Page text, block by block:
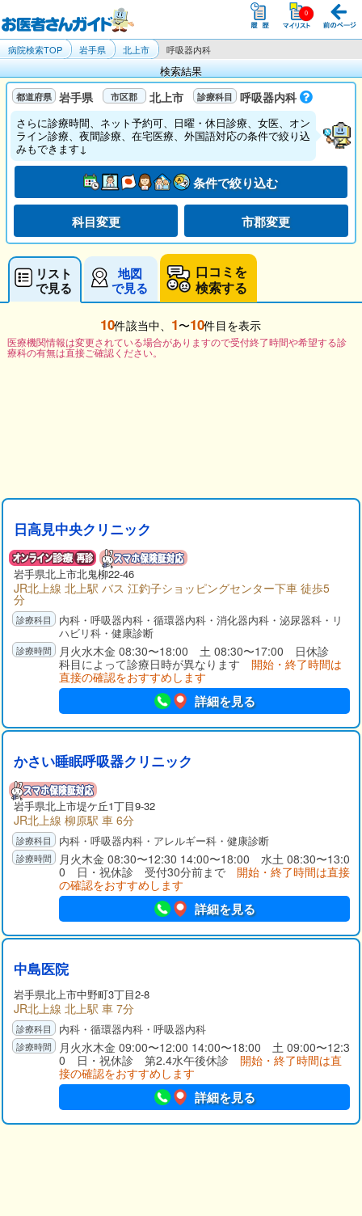
病院検索TOP 岩手県 北上市 呼吸器内科
検索結果
岩手県 北上市 呼吸器内科
さらに診療時間、ネット予約可、日曜・休日診療、女医、オン
ライン診療、夜間診療、在宅医療、外国語対応の条件で絞り込
みもできます↓
条件で絞り込む
科目変更 市郡変更
リスト
で見る
地図
で見る
口コミを
検索する
10件該当中、 1〜10件目を表示
医療機関情報は変更されている場合がありますので受付終了時間や希望する診
療科の有無は直接ご確認ください。
日高見中央クリニック
岩手県北上市北鬼柳22-46
JR北上線 北上駅 バス 江釣子ショッピングセンター下車 徒歩5
分
内科・呼吸器内科・循環器内科・消化器内科・泌尿器科・リ
ハビリ科・健康診断
月火水木金 08:30〜18:00 土 08:30〜17:00 日休診
科目によって診療日時が異なります 開始・終了時間は
直接の確認をおすすめします
詳細を見る
かさい睡眠呼吸器クリニック
岩手県北上市堤ケ丘1丁目9-32
JR北上線 柳原駅 車 6分
内科・呼吸器内科・アレルギー科・健康診断
月火木金 08:30〜12:30 14:00〜18:00 水土 08:30〜13:0
0 日・祝休診 受付30分前まで 開始・終了時間は直接
の確認をおすすめします
詳細を見る
中島医院
岩手県北上市中野町3丁目2-8
JR北上線 北上駅 車 7分
内科・循環器内科・呼吸器内科
月火水木金 09:00〜12:00 14:00〜18:00 土 09:00〜12:3
0 日・祝休診 第2.4水午後休診 開始・終了時間は直
接の確認をおすすめします
詳細を見る